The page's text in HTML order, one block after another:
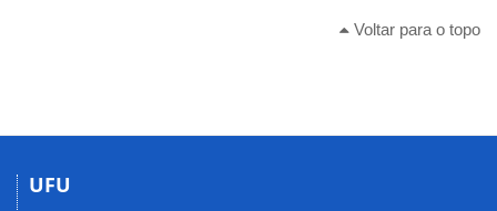
Voltar para o topo
UFU